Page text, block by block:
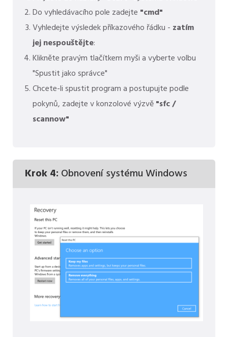
Do vyhledávacího pole zadejte "cmd"
Vyhledejte výsledek příkazového řádku - zatím
jej nespouštějte:
Klikněte pravým tlačítkem myši a vyberte volbu
"Spustit jako správce"
Chcete-li spustit program a postupujte podle
pokynů, zadejte v konzolové výzvě"sfc /
scannow"
Krok 4: Obnovení systému Windows